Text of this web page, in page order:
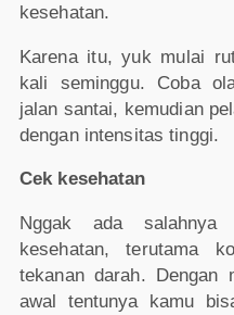
kesehatan.
Karena itu, yuk mulai
kali seminggu. Coba
jalan santai, kemudian
dengan intensitas tinggi.
Cek kesehatan
Nggak ada salahnya
kesehatan, terutama
tekanan darah. Dengan
awal tentunya kamu